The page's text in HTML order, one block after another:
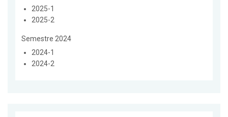
2025-1
2025-2
Semestre 2024
2024-1
2024-2